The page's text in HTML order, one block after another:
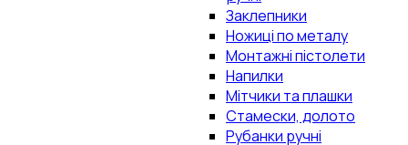
Заклепники
Ножиці по металу
Монтажні пістолети
Напилки
Мітчики та плашки
Стамески, долото
Рубанки ручні